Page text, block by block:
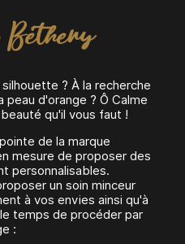
? À la recherche
d'orange ? Ô Calme
qu'il vous faut !
de la marque
mesure de proposer des
personnalisables.
un soin minceur
à vos envies ainsi qu'à
temps de procéder par
: